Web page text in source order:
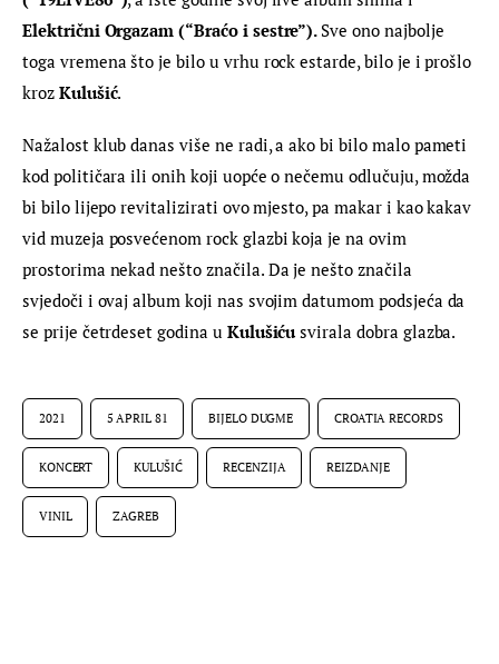
Električni Orgazam (“Braćo i sestre”). Sve ono najbolje
toga vremena što je bilo u vrhu rock estarde, bilo je i prošlo
kroz Kulušić.
Nažalost klub danas više ne radi, a ako bi bilo malo pameti
kod političara ili onih koji uopće o nečemu odlučuju, možda
bi bilo lijepo revitalizirati ovo mjesto, pa makar i kao kakav
vid muzeja posvećenom rock glazbi koja je na ovim
prostorima nekad nešto značila. Da je nešto značila
svjedoči i ovaj album koji nas svojim datumom podsjeća da
se prije četrdeset godina u Kulušiću svirala dobra glazba.
2021 5 APRIL 81 BIJELO DUGME CROATIA RECORDS
KONCERT KULUŠIĆ RECENZIJA REIZDANJE
VINIL ZAGREB